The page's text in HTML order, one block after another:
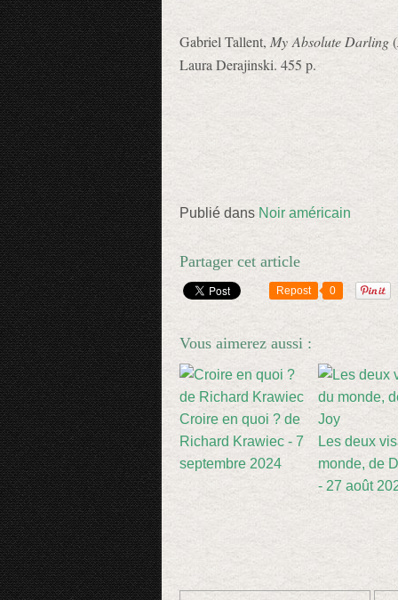
Gabriel Tallent, My Absolute Darling(
Laura Derajinski. 455 p.
Publié dans Noir américain
Partager cet article
Repost 0
Vous aimerez aussi :
Croire en quoi ? de
Richard Krawiec - 7
septembre 2024
Les deux
monde, de
- 27 août